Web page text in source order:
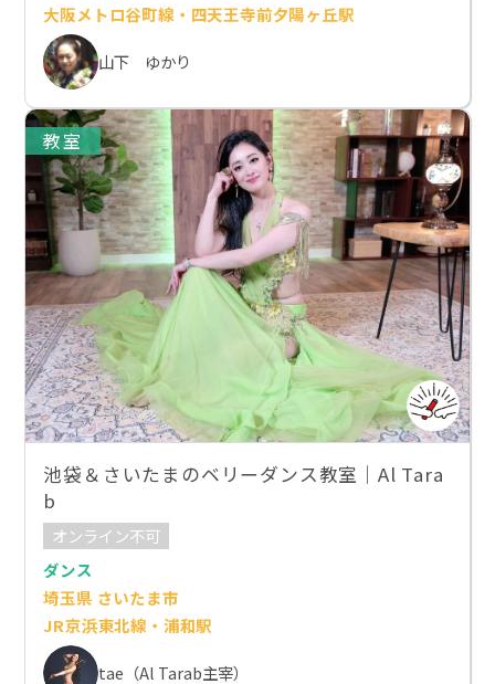
大阪メトロ谷町線・四天王寺前夕陽ヶ丘駅
山下 ゆかり
教室
池袋＆さいたまのベリーダンス教室｜Al Tara
b
オンライン不可
ダンス
埼玉県 さいたま市
JR京浜東北線・浦和駅
tae（Al Tarab主宰）